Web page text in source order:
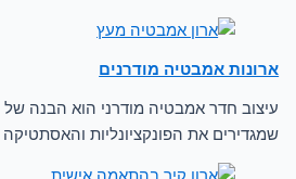
ארונות אמבטיה מודרנים
עיצוב חדר אמבטיה מודרני הוא הבנה
שמגדירים את הפונקציונליות